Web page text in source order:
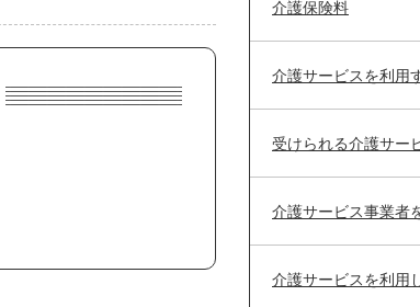
介護保険料
介護サービスを利用
受けられる介護サー
介護サービス事業者
介護サービスを利用